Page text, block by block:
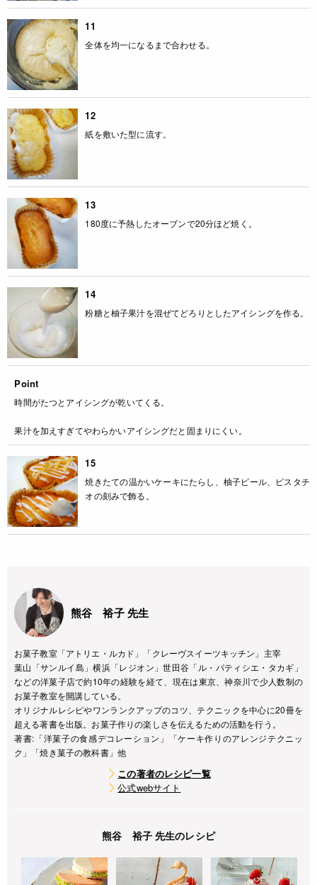
11
全体を均一になるまで合わせる。
12
紙を敷いた型に流す。
13
180度に予熱したオーブンで20分ほど焼く。
14
粉糖と柚子果汁を混ぜてどろりとしたアイシングを作る。
Point
時間がたつとアイシングが乾いてくる。
果汁を加えすぎてやわらかいアイシングだと固まりにくい。
15
焼きたての温かいケーキにたらし、柚子ピール、ピスタチ
オの刻みで飾る。
熊谷 裕子 先生
お菓子教室「アトリエ・ルカド」「クレーヴスイーツキッチン」主宰
葉山「サンルイ島」横浜「レジオン」世田谷「ル・パティシエ・タカギ」
などの洋菓子店で約10年の経験を経て、現在は東京、神奈川で少人数制の
お菓子教室を開講している。
オリジナルレシピやワンランクアップのコツ、テクニックを中心に20冊を
超える著書を出版。お菓子作りの楽しさを伝えるための活動を行う。
著書:「洋菓子の食感デコレーション」「ケーキ作りのアレンジテクニッ
ク」「焼き菓子の教科書」他
この著者のレシピ一覧
公式webサイト
熊谷 裕子 先生のレシピ